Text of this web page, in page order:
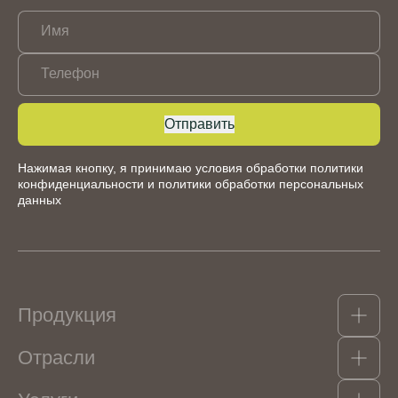
Имя
Телефон
Отправить
Нажимая кнопку, я принимаю условия обработки политики
конфиденциальности и политики обработки персональных
данных
Продукция
Какао-продукты
Гидроколлоиды, структурообразователи и
Отрасли